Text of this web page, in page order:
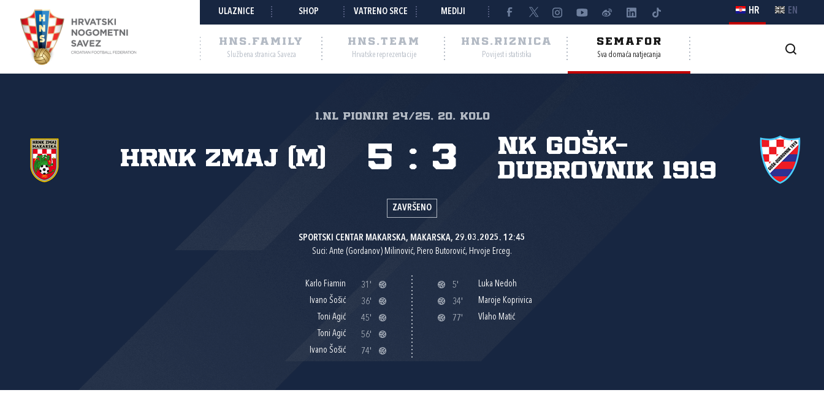
ULAZNICE SHOP VATRENO SRCE MEDIJI HR EN
HNS.FAMILY
Službena stranica Saveza
HNS.TEAM
Hrvatske reprezentacije
HNS.RIZNICA
Povijest i statistika
SEMAFOR
Sva domaća natjecanja
1.nl Pioniri 24/25, 20. kolo
HRNK Zmaj (M)
NK GOŠK-
Dubrovnik 1919
5 : 3
ZAVRŠENO
SPORTSKI CENTAR MAKARSKA, MAKARSKA, 29.03.2025. 12:45
Suci: Ante (Gordanov) Milinović, Piero Butorović, Hrvoje Erceg.
Karlo Fiamin
31'
Ivano Šošić
36'
Toni Agić
45'
Toni Agić
56'
Ivano Šošić
74'
5'
Luka Nedoh
34'
Maroje Koprivica
77'
Vlaho Matić